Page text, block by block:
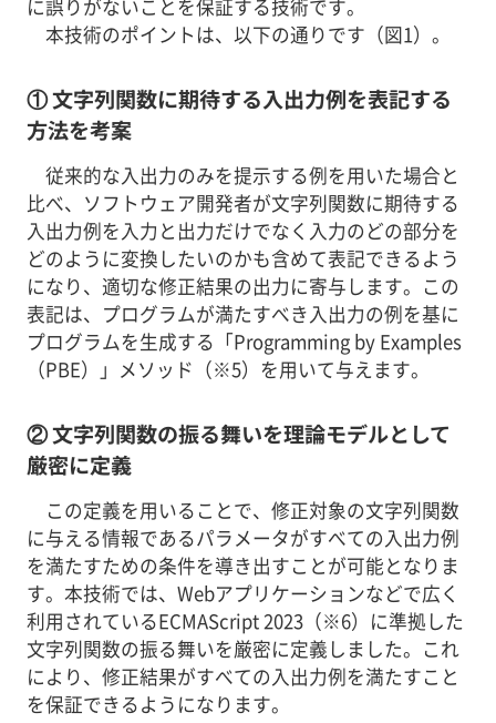
に誤りがないことを保証する技術です。
本技術のポイントは、以下の通りです（図1）。
① 文字列関数に期待する入出力例を表記する
方法を考案
従来的な入出力のみを提示する例を用いた場合と
比べ、ソフトウェア開発者が文字列関数に期待する
入出力例を入力と出力だけでなく入力のどの部分を
どのように変換したいのかも含めて表記できるよう
になり、適切な修正結果の出力に寄与します。この
表記は、プログラムが満たすべき入出力の例を基に
プログラムを生成する「Programming by Examples
（PBE）」メソッド（※5）を用いて与えます。
② 文字列関数の振る舞いを理論モデルとして
厳密に定義
この定義を用いることで、修正対象の文字列関数
に与える情報であるパラメータがすべての入出力例
を満たすための条件を導き出すことが可能となりま
す。本技術では、Webアプリケーションなどで広く
利用されているECMAScript 2023（※6）に準拠した
文字列関数の振る舞いを厳密に定義しました。これ
により、修正結果がすべての入出力例を満たすこと
を保証できるようになります。